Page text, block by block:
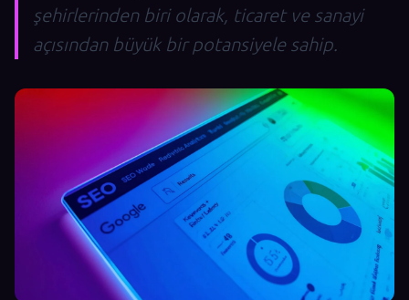
şehirlerinden biri olarak, ticaret ve sanayi
açısından büyük bir potansiyele sahip.